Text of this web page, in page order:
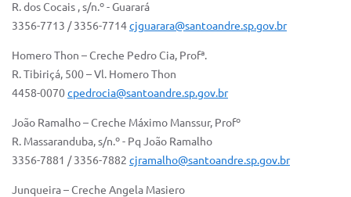
R. dos Cocais , s/n.º - Guarará
3356-7713 / 3356-7714cjguarara@santoandre.sp.gov.br
Homero Thon – Creche Pedro Cia, Profª.
R. Tibiriçá, 500 – Vl. Homero Thon
4458-0070cpedrocia@santoandre.sp.gov.br
João Ramalho – Creche Máximo Manssur, Profº
R. Massaranduba, s/n.º - Pq João Ramalho
3356-7881 / 3356-7882 cjramalho@santoandre.sp.gov.br
Junqueira – Creche Angela Masiero